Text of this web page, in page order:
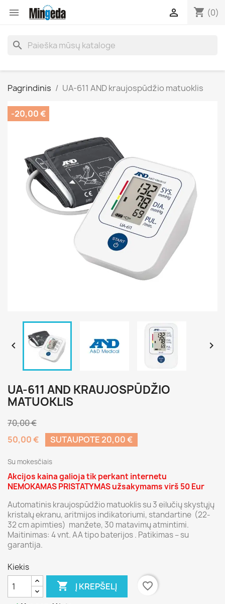
 shopping_cart (0)

search
Pagrindinis UA-611 AND kraujospūdžio matuoklis
-20,00 €
 
UA-611 AND KRAUJOSPŪDŽIO
MATUOKLIS
70,00 €
50,00 €
SUTAUPOTE 20,00 €
Su mokesčiais
Akcijos kaina galioja tik perkant internetu
NEMOKAMAS PRISTATYMAS užsakymams virš 50 Eur
Automatinis kraujospūdžio matuoklis su 3 eilučių skystųjų
kristalų ekranu, aritmijos indikatoriumi, standartine (22-
32 cm apimties) manžete, 30 matavimų atmintimi.
Maitinimas: 4 vnt. AA tipo baterijos . Patikimas – su
garantija.
Kiekis
 Į KREPŠELĮ
favorite_border